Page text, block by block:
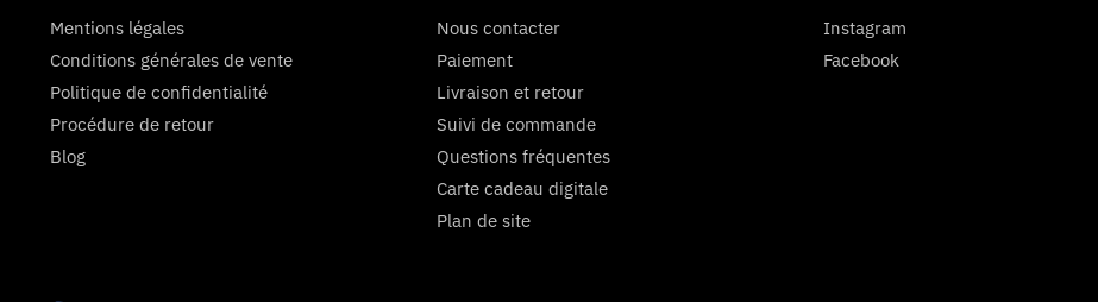
Mentions légales
Conditions générales de vente
Politique de confidentialité
Procédure de retour
Blog
Nous contacter
Paiement
Livraison et retour
Suivi de commande
Questions fréquentes
Carte cadeau digitale
Plan de site
Instagram
Facebook